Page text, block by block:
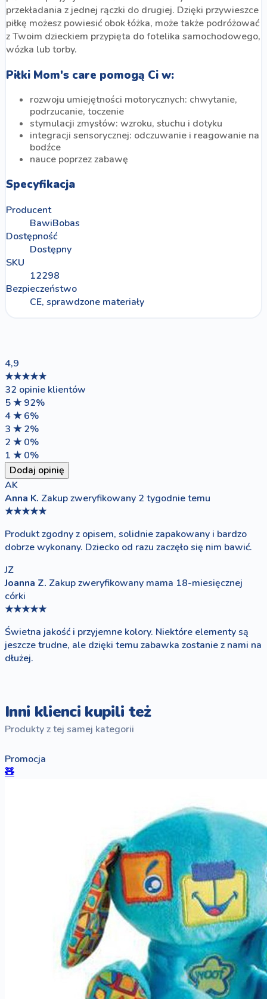
przekładania z jednej rączki do drugiej. Dzięki przywieszce
piłkę możesz powiesić obok łóżka, może także podróżować
z Twoim dzieckiem przypięta do fotelika samochodowego,
wózka lub torby.
Piłki Mom's care pomogą Ci w:
rozwoju umiejętności motorycznych: chwytanie,
podrzucanie, toczenie
stymulacji zmysłów: wzroku, słuchu i dotyku
integracji sensorycznej: odczuwanie i reagowanie na
bodźce
nauce poprzez zabawę
Specyfikacja
Producent
BawiBobas
Dostępność
Dostępny
SKU
12298
Bezpieczeństwo
CE, sprawdzone materiały
4,9
★★★★★
32 opinie klientów
5 ★ 92%
4 ★ 6%
3 ★ 2%
2 ★ 0%
1 ★ 0%
Dodaj opinię
AK
Anna K. Zakup zweryfikowany 2 tygodnie temu
★★★★★
Produkt zgodny z opisem, solidnie zapakowany i bardzo
dobrze wykonany. Dziecko od razu zaczęło się nim bawić.
JZ
Joanna Z. Zakup zweryfikowany mama 18-miesięcznej
córki
★★★★★
Świetna jakość i przyjemne kolory. Niektóre elementy są
jeszcze trudne, ale dzięki temu zabawka zostanie z nami na
dłużej.
Inni klienci kupili też
Produkty z tej samej kategorii
Promocja
🧸